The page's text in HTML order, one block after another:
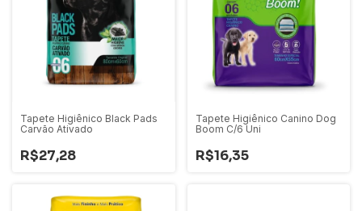
Tapete Higiênico Black Pads
Carvão Ativado
R$27,28
Tapete Higiênico Canino Dog
Boom C/6 Uni
R$16,35